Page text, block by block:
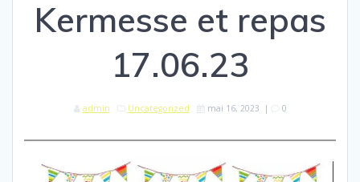
Kermesse et repas
17.06.23
admin Uncategorized mai 16, 2023 | 0